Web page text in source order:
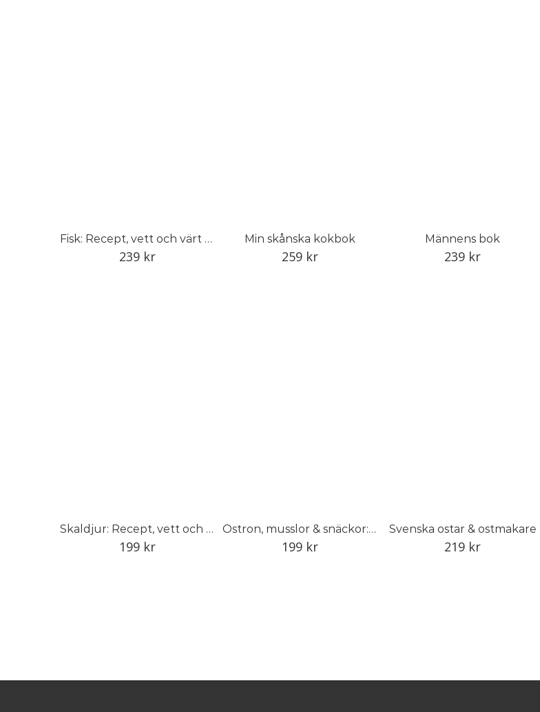
Fisk: Recept, vett och värt att veta
239 kr
Min skånska kokbok
259 kr
Männens bok
239 kr
Skaldjur: Recept, vett och värt att veta
199 kr
Ostron, musslor & snäckor: Recept, vett och värt att veta
199 kr
Svenska ostar & ostmakare
219 kr